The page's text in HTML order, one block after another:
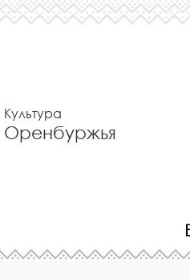
Культура
Оренбуржья